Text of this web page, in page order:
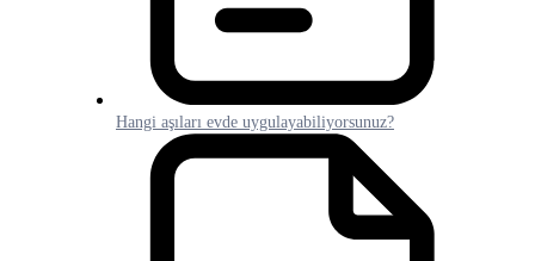
Hangi aşıları evde uygulayabiliyorsunuz?